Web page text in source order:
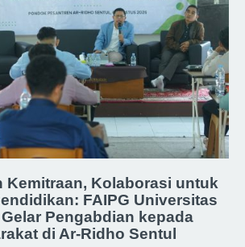
Kemitraan, Kolaborasi untuk
FAIPG Universitas
Pengabdian kepada
di Ar-Ridho Sentul